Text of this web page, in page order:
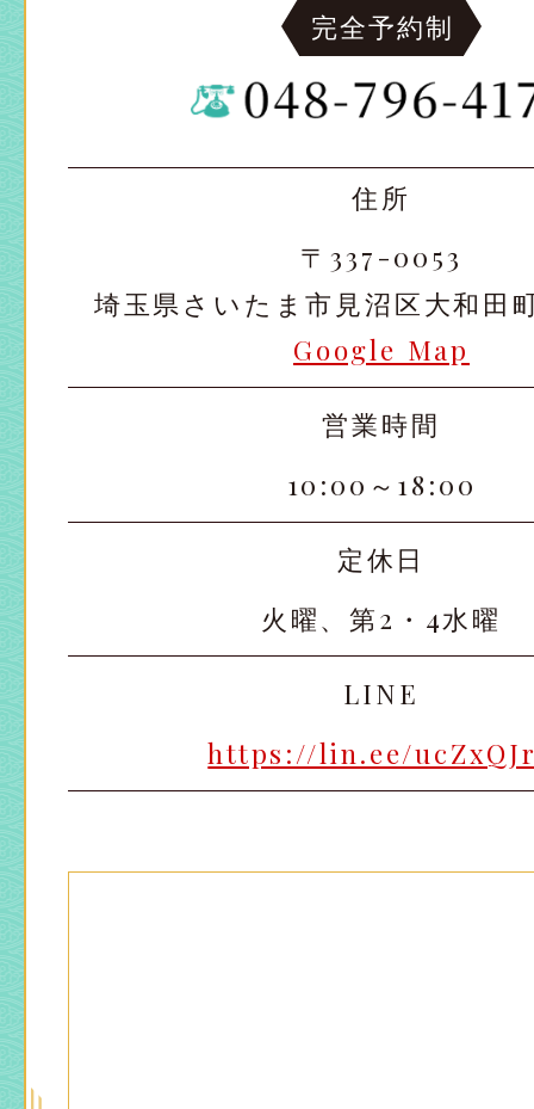
完全予約制
住所
〒337-0053
埼玉県さいたま市見沼区大和田
Google Map
営業時間
10:00～18:00
定休日
火曜、第2・4水曜
LINE
https://lin.ee/